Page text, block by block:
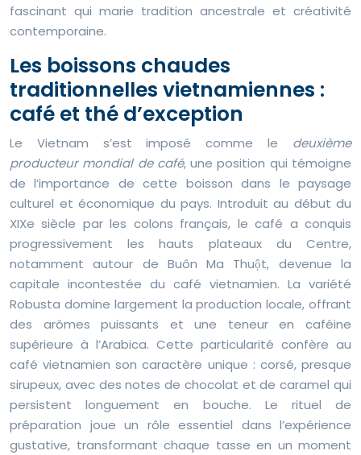
fascinant qui marie tradition ancestrale et créativité
contemporaine.
Les boissons chaudes
traditionnelles vietnamiennes :
café et thé d’exception
Le Vietnam s’est imposé comme le deuxième
producteur mondial de café, une position qui témoigne
de l’importance de cette boisson dans le paysage
culturel et économique du pays. Introduit au début du
XIXe siècle par les colons français, le café a conquis
progressivement les hauts plateaux du Centre,
notamment autour de Buôn Ma Thuột, devenue la
capitale incontestée du café vietnamien. La variété
Robusta domine largement la production locale, offrant
des arômes puissants et une teneur en caféine
supérieure à l’Arabica. Cette particularité confère au
café vietnamien son caractère unique : corsé, presque
sirupeux, avec des notes de chocolat et de caramel qui
persistent longuement en bouche. Le rituel de
préparation joue un rôle essentiel dans l’expérience
gustative, transformant chaque tasse en un moment